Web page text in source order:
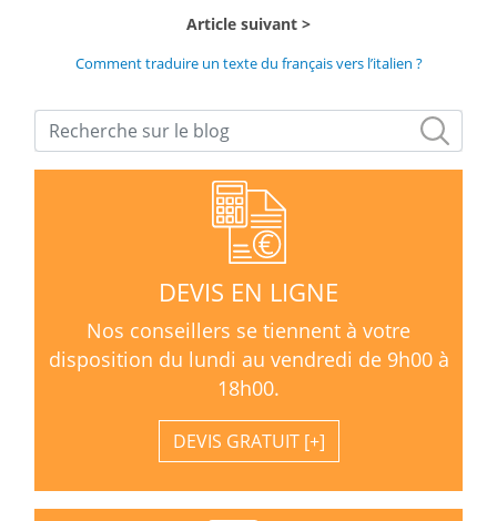
Article suivant
Comment traduire un texte du français vers l’italien ?
DEVIS EN LIGNE
Nos conseillers se tiennent à votre
disposition du lundi au vendredi de 9h00 à
18h00.
DEVIS GRATUIT